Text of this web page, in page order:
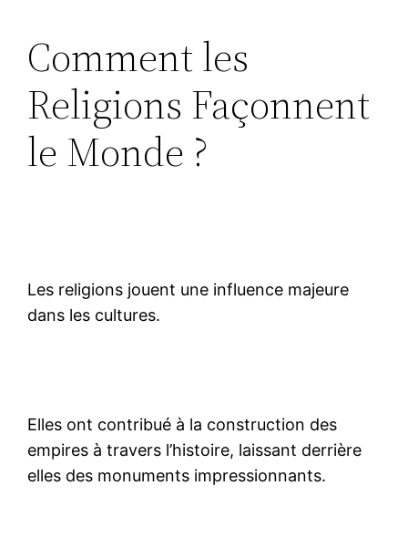
Comment les
Religions Façonnent
le Monde ?
Les religions jouent une influence majeure
dans les cultures.
Elles ont contribué à la construction des
empires à travers l’histoire, laissant derrière
elles des monuments impressionnants.